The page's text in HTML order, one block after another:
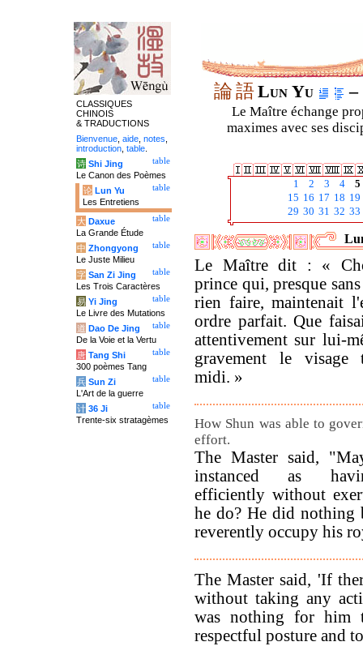
論語Lun Yu –
Le Maître échange
maximes avec ses
1 2 3 4
5
15 16 17 18 19
29 30 31 32 33
Le Maître dit : «
prince qui, presque
rien faire, maintenait
ordre parfait. Que
attentivement sur lui-
gravement le visage
midi. »
How Shun was able to
effort.
The Master said,
instanced as
efficiently without
he do? He did nothing
reverently occupy his
The Master said, 'If
without taking any
was nothing for
respectful posture and
CLASSIQUES
CHINOIS
& TRADUCTIONS
Bienvenue aide notes
introduction table
table
诗 Shi Jing
Le Canon des Poèmes
table
论 Lun Yu
Les Entretiens
table
大 Daxue
La Grande Étude
table
中 Zhongyong
Le Juste Milieu
table
字 San Zi Jing
Les Trois Caractères
table
易 Yi Jing
Le Livre des Mutations
table
道 Dao De Jing
De la Voie et la Vertu
table
唐 Tang Shi
300 poèmes Tang
table
兵 Sun Zi
L'Art de la guerre
table
计 36 Ji
Trente-six stratagèmes